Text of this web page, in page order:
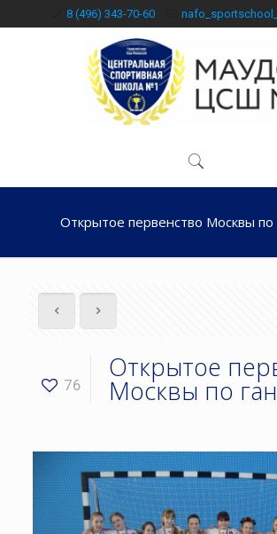
8 (496) 343-70-60
Открытое первенство Москвы по
76
Открытое
Москвы по